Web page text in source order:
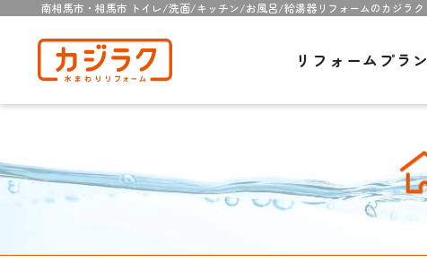
南相馬市・相馬市 トイレ/洗面/キッチン/お風呂/給湯器リフォームのカジラク
リフォームプラン